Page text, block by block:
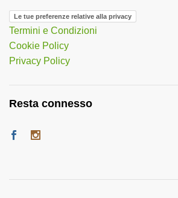
Le tue preferenze relative alla privacy
Termini e Condizioni
Cookie Policy
Privacy Policy
Resta connesso